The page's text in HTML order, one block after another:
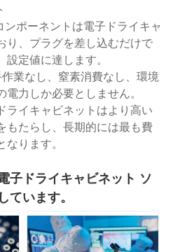
ポーネントは電子ドライキャ
り、プラグを差し込むだけで
定値に達します。
業なし、窒素消費なし、環境
力しか必要としません。
ライキャビネットはより高い
もたらし、長期的には最も費
なります。
子ドライキャビネット ソ
ています。